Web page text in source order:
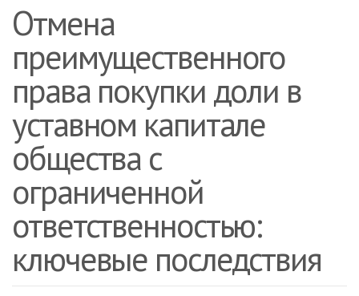
Отмена
преимущественного
права покупки доли в
уставном капитале
общества с
ограниченной
ответственностью:
ключевые последствия